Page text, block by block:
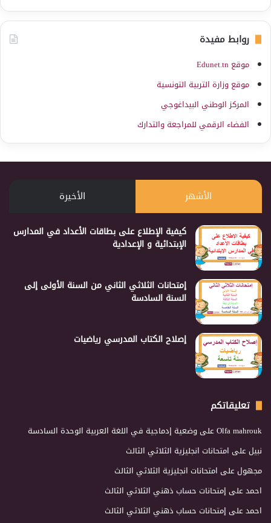
روابط مفيدة
موقع Edunet.tn
موقع وزارة التربية التونسية
المركز الوطني البيداغوجي
الفضاء الرقمي للمراجعة والتدارك
الأشهر الأخيرة
كيفية الإطلاع على بطاقات الأعداد في المدارس
الإبتدائية و الإعدادية
إمتحانات الثلاثي الثاني من السنة الأولى إلى
السنة السادسة
إصلاح الكتاب المدرسي رياضيات
تعليقاتكم
Olfa mahroukعلى وضعية إدماجية في اللغة العربية الوحدة السادسة
نبيلعلى امتحانات انجليزية الثلاثي الثالث
مجهولعلى امتحانات انجليزية الثلاثي الثالث
احمدعلى إمتحانات حساب ذهني الثلاثي الثالث
احمدعلى إمتحانات حساب ذهني الثلاثي الثالث